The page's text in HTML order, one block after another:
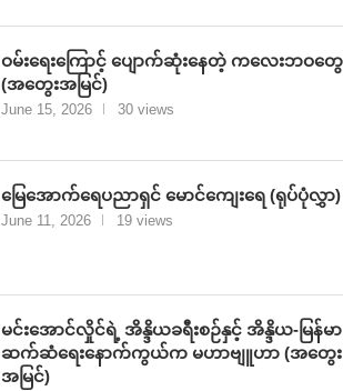
ဝမ်းရေးကြောင့် ပျောက်ဆုံးနေတဲ့ ကလေးဘဝတွေ
(အတွေးအမြင်)
June 15, 2026 30 views
မြေအောက်ရေပညာရှင် မောင်ကျေးရေ (ရုပ်ပုံလွှာ)
June 11, 2026 19 views
မင်းအောင်လှိုင်ရဲ့ အိန္ဒိယခရီးစဉ်နှင့် အိန္ဒိယ-မြန်မာ
ဆက်ဆံရေးနောက်ကွယ်က မဟာဗျူဟာ (အတွေး
အမြင်)